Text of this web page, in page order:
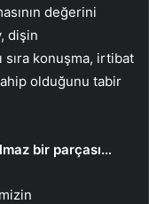
değerini
dişin
konuşma, irtibat
olduğunu tabir
bir parçası…